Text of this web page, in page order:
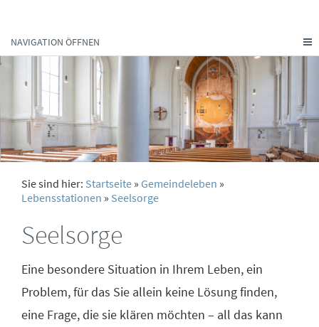
NAVIGATION ÖFFNEN
Sie sind hier: Startseite » Gemeindeleben »
Lebensstationen » Seelsorge
Seelsorge
Eine besondere Situation in Ihrem Leben, ein
Problem, für das Sie allein keine Lösung finden,
eine Frage, die sie klären möchten – all das kann